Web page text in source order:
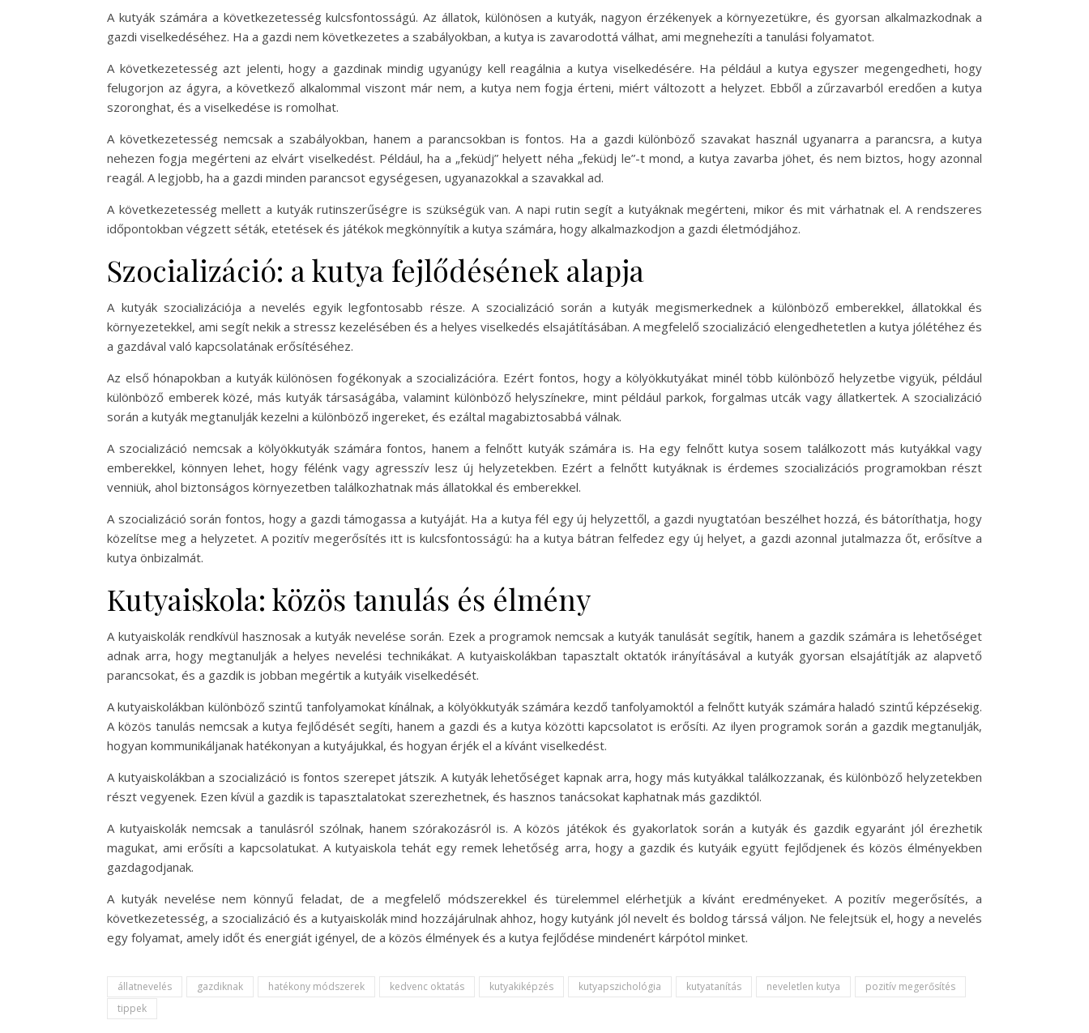
A kutyák számára a következetesség kulcsfontosságú. Az állatok, különösen a kutyák, nagyon érzékenyek a környezetükre, és gyorsan alkalmazkodnak a
gazdi viselkedéséhez. Ha a gazdi nem következetes a szabályokban, a kutya is zavarodottá válhat, ami megnehezíti a tanulási folyamatot.
A következetesség azt jelenti, hogy a gazdinak mindig ugyanúgy kell reagálnia a kutya viselkedésére. Ha például a kutya egyszer megengedheti, hogy
felugorjon az ágyra, a következő alkalommal viszont már nem, a kutya nem fogja érteni, miért változott a helyzet. Ebből a zűrzavarból eredően a kutya
szoronghat, és a viselkedése is romolhat.
A következetesség nemcsak a szabályokban, hanem a parancsokban is fontos. Ha a gazdi különböző szavakat használ ugyanarra a parancsra, a kutya
nehezen fogja megérteni az elvárt viselkedést. Például, ha a „feküdj” helyett néha „feküdj le”-t mond, a kutya zavarba jöhet, és nem biztos, hogy azonnal
reagál. A legjobb, ha a gazdi minden parancsot egységesen, ugyanazokkal a szavakkal ad.
A következetesség mellett a kutyák rutinszerűségre is szükségük van. A napi rutin segít a kutyáknak megérteni, mikor és mit várhatnak el. A rendszeres
időpontokban végzett séták, etetések és játékok megkönnyítik a kutya számára, hogy alkalmazkodjon a gazdi életmódjához.
Szocializáció: a kutya fejlődésének alapja
A kutyák szocializációja a nevelés egyik legfontosabb része. A szocializáció során a kutyák megismerkednek a különböző emberekkel, állatokkal és
környezetekkel, ami segít nekik a stressz kezelésében és a helyes viselkedés elsajátításában. A megfelelő szocializáció elengedhetetlen a kutya jólétéhez és
a gazdával való kapcsolatának erősítéséhez.
Az első hónapokban a kutyák különösen fogékonyak a szocializációra. Ezért fontos, hogy a kölyökkutyákat minél több különböző helyzetbe vigyük, például
különböző emberek közé, más kutyák társaságába, valamint különböző helyszínekre, mint például parkok, forgalmas utcák vagy állatkertek. A szocializáció
során a kutyák megtanulják kezelni a különböző ingereket, és ezáltal magabiztosabbá válnak.
A szocializáció nemcsak a kölyökkutyák számára fontos, hanem a felnőtt kutyák számára is. Ha egy felnőtt kutya sosem találkozott más kutyákkal vagy
emberekkel, könnyen lehet, hogy félénk vagy agresszív lesz új helyzetekben. Ezért a felnőtt kutyáknak is érdemes szocializációs programokban részt
venniük, ahol biztonságos környezetben találkozhatnak más állatokkal és emberekkel.
A szocializáció során fontos, hogy a gazdi támogassa a kutyáját. Ha a kutya fél egy új helyzettől, a gazdi nyugtatóan beszélhet hozzá, és bátoríthatja, hogy
közelítse meg a helyzetet. A pozitív megerősítés itt is kulcsfontosságú: ha a kutya bátran felfedez egy új helyet, a gazdi azonnal jutalmazza őt, erősítve a
kutya önbizalmát.
Kutyaiskola: közös tanulás és élmény
A kutyaiskolák rendkívül hasznosak a kutyák nevelése során. Ezek a programok nemcsak a kutyák tanulását segítik, hanem a gazdik számára is lehetőséget
adnak arra, hogy megtanulják a helyes nevelési technikákat. A kutyaiskolákban tapasztalt oktatók irányításával a kutyák gyorsan elsajátítják az alapvető
parancsokat, és a gazdik is jobban megértik a kutyáik viselkedését.
A kutyaiskolákban különböző szintű tanfolyamokat kínálnak, a kölyökkutyák számára kezdő tanfolyamoktól a felnőtt kutyák számára haladó szintű képzésekig.
A közös tanulás nemcsak a kutya fejlődését segíti, hanem a gazdi és a kutya közötti kapcsolatot is erősíti. Az ilyen programok során a gazdik megtanulják,
hogyan kommunikáljanak hatékonyan a kutyájukkal, és hogyan érjék el a kívánt viselkedést.
A kutyaiskolákban a szocializáció is fontos szerepet játszik. A kutyák lehetőséget kapnak arra, hogy más kutyákkal találkozzanak, és különböző helyzetekben
részt vegyenek. Ezen kívül a gazdik is tapasztalatokat szerezhetnek, és hasznos tanácsokat kaphatnak más gazdiktól.
A kutyaiskolák nemcsak a tanulásról szólnak, hanem szórakozásról is. A közös játékok és gyakorlatok során a kutyák és gazdik egyaránt jól érezhetik
magukat, ami erősíti a kapcsolatukat. A kutyaiskola tehát egy remek lehetőség arra, hogy a gazdik és kutyáik együtt fejlődjenek és közös élményekben
gazdagodjanak.
A kutyák nevelése nem könnyű feladat, de a megfelelő módszerekkel és türelemmel elérhetjük a kívánt eredményeket. A pozitív megerősítés, a
következetesség, a szocializáció és a kutyaiskolák mind hozzájárulnak ahhoz, hogy kutyánk jól nevelt és boldog társsá váljon. Ne felejtsük el, hogy a nevelés
egy folyamat, amely időt és energiát igényel, de a közös élmények és a kutya fejlődése mindenért kárpótol minket.
állatnevelés gazdiknak hatékony módszerek kedvenc oktatás kutyakiképzés kutyapszichológia kutyatanítás neveletlen kutya
pozitív megerősítés
tippek